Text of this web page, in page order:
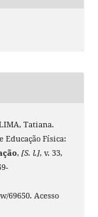
Tatiana.
Educação Física:
, [S. l.], v. 33,
69650. Acesso